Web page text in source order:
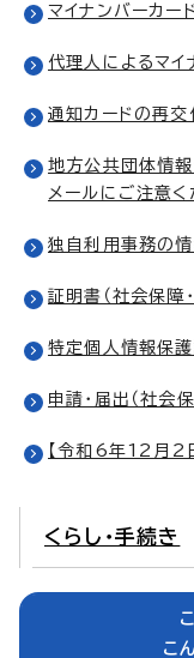
マイナンバーカー
代理人によるマイ
通知カードの再交
地方公共団体情報
メールにご注意く
独自利用事務の
証明書（社会保障
特定個人情報保
申請・届出（社会
【令和6年12月2
くらし・手続き
こ